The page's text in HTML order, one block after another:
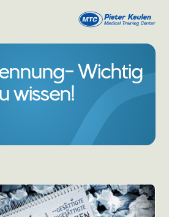
Wichtig
wissen!